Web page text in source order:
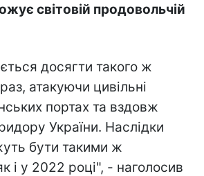
світовій продовольчій
досягти такого ж
атакуючи цивільні
портах та вздовж
України. Наслідки
бути такими ж
і у 2022 році", - наголосив